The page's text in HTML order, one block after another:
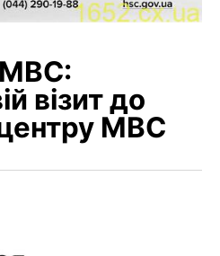
МВС:
візит до
МВС